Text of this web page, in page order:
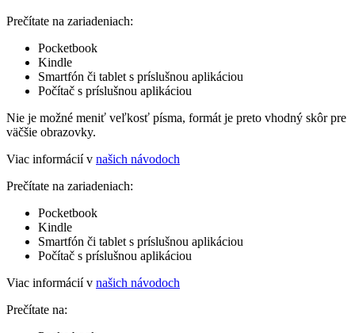
Prečítate na zariadeniach:
Pocketbook
Kindle
Smartfón či tablet s príslušnou aplikáciou
Počítač s príslušnou aplikáciou
Nie je možné meniť veľkosť písma, formát je preto vhodný skôr pre
väčšie obrazovky.
Viac informácií v našich návodoch
Prečítate na zariadeniach:
Pocketbook
Kindle
Smartfón či tablet s príslušnou aplikáciou
Počítač s príslušnou aplikáciou
Viac informácií v našich návodoch
Prečítate na: